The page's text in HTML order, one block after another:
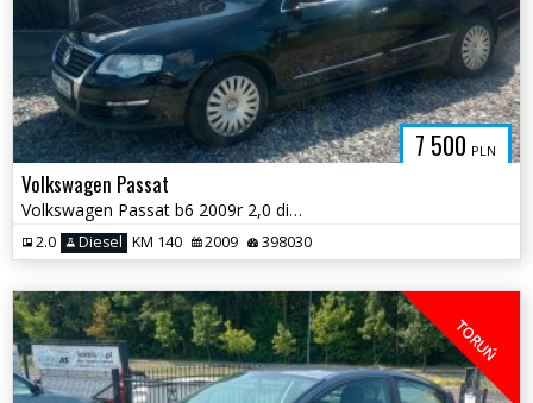
7 500 PLN
Volkswagen Passat
Volkswagen Passat b6 2009r 2,0 diesel * Klimatyzacja Hak Elektryka *
2.0 Diesel KM 140 2009 398030
TORUŃ